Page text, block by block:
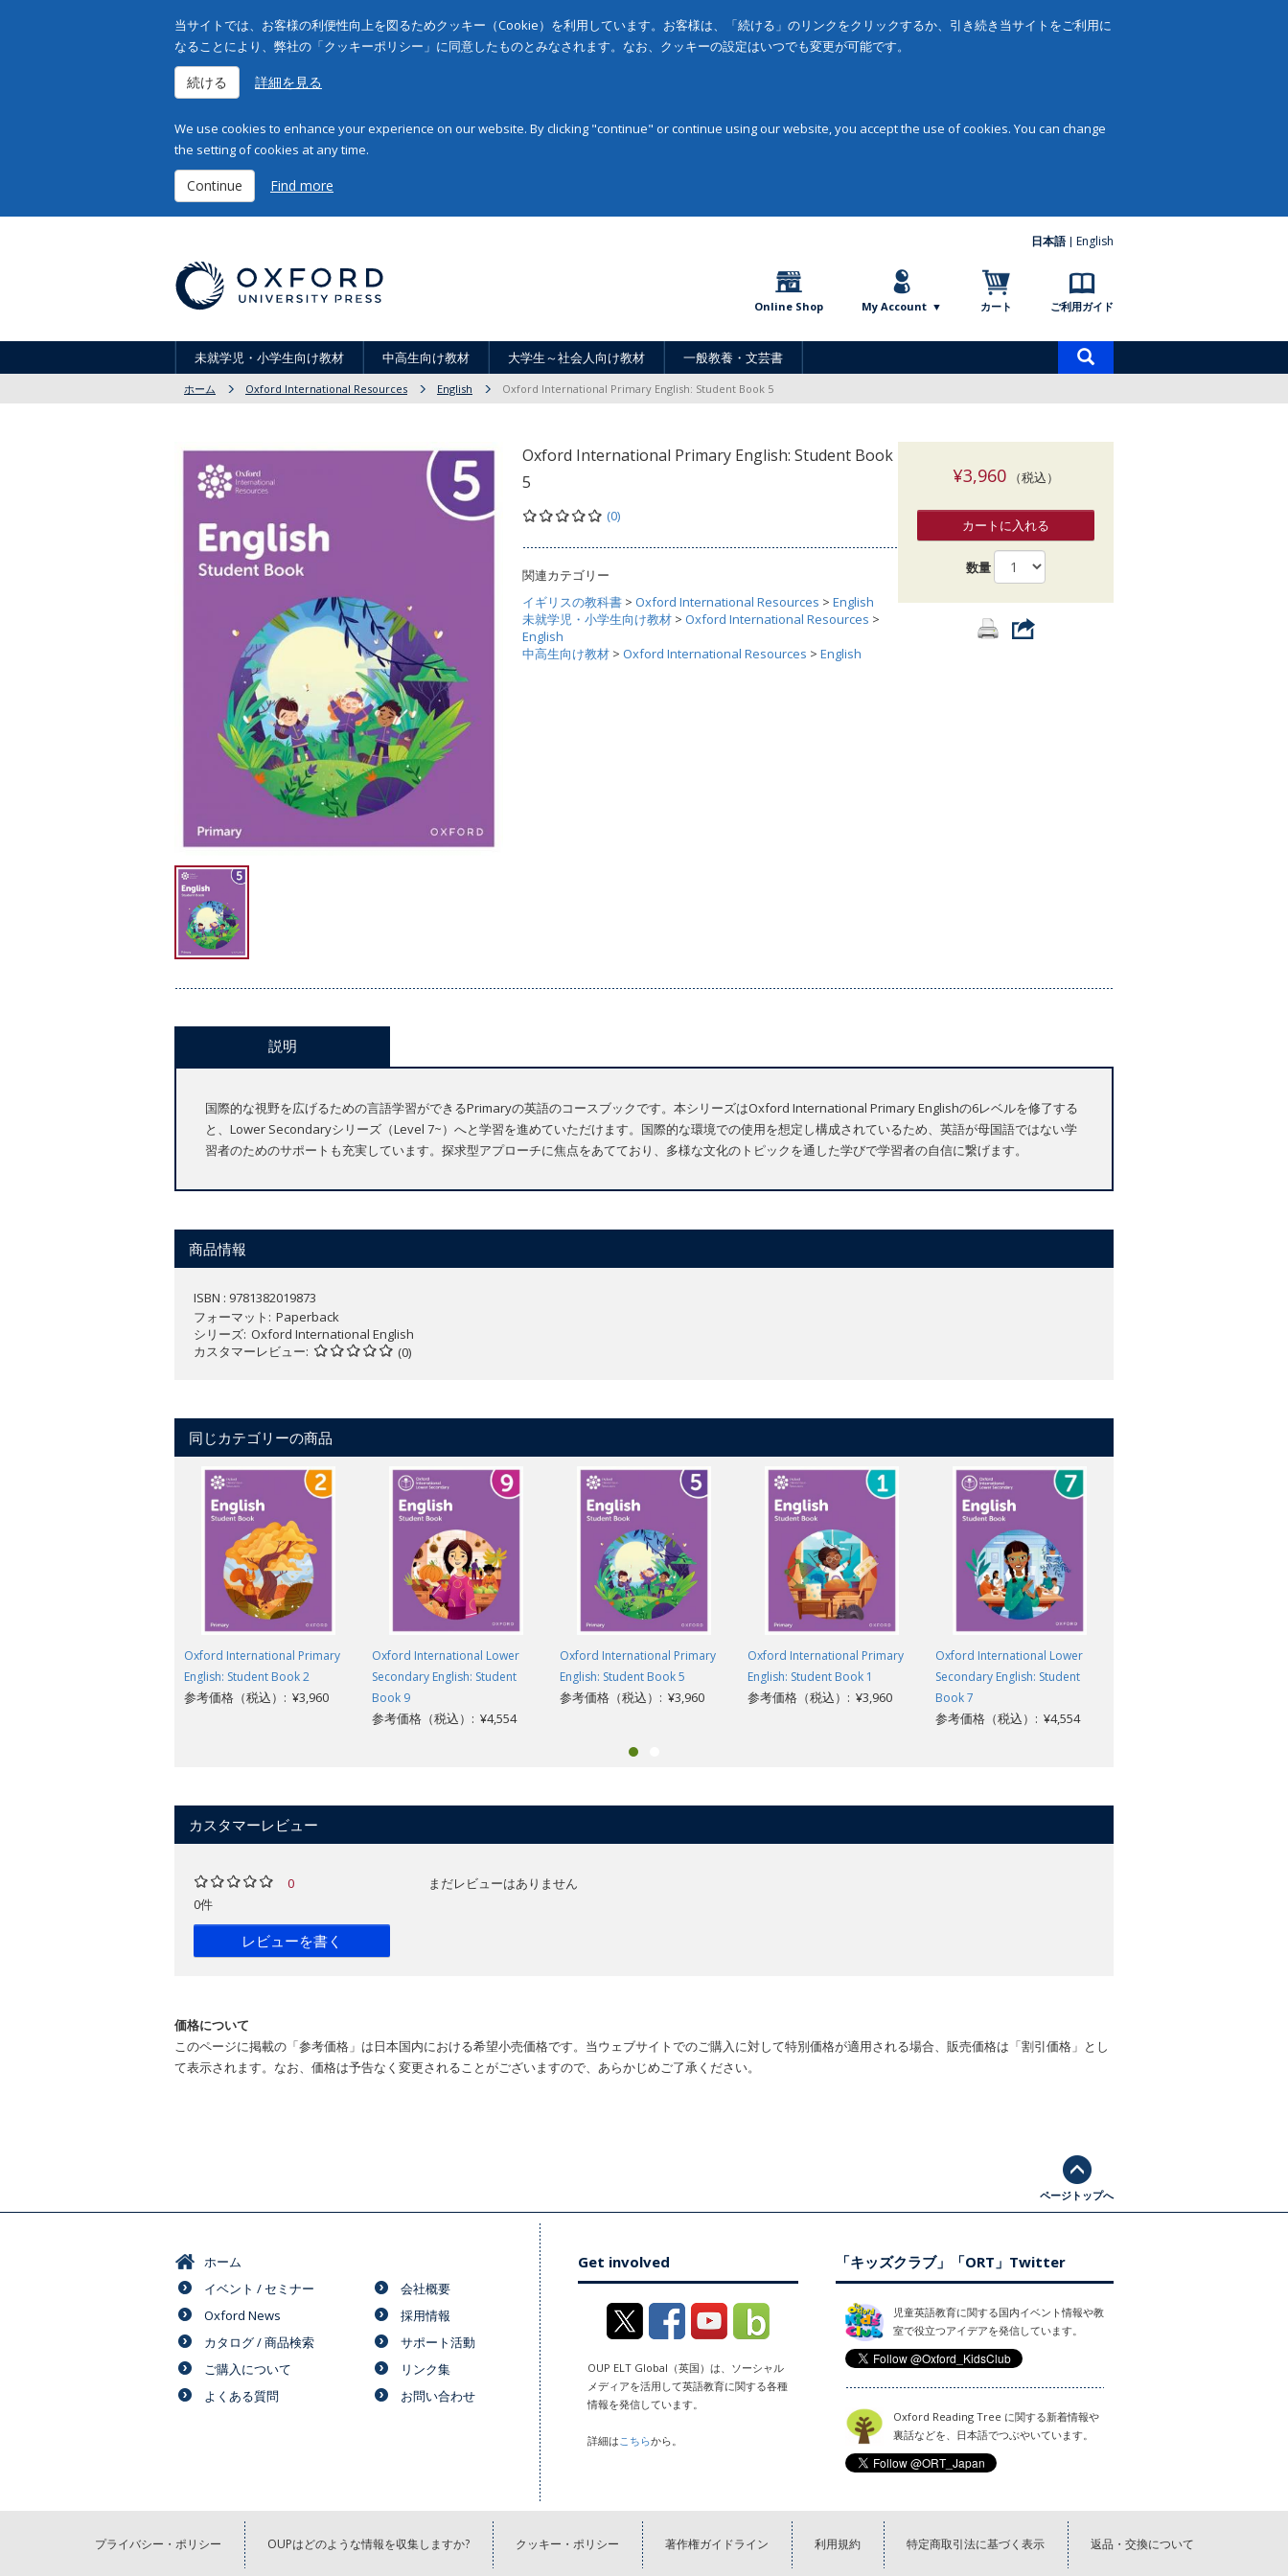
当サイトでは、お客様の利便性向上を図るためクッキー（Cookie）を利用しています。お客様は、「続ける」のリンクをクリックするか、引き続き当サイトをご利用に
なることにより、弊社の「クッキーポリシー」に同意したものとみなされます。なお、クッキーの設定はいつでも変更が可能です。
続ける 詳細を見る
We use cookies to enhance your experience on our website. By clicking "continue" or continue using our website, you accept the use of cookies. You can change
the setting of cookies at any time.
Continue Find more
日本語 English
Online Shop My Account カート ご利用ガイド
未就学児・小学生向け教材 中高生向け教材 大学生～社会人向け教材 一般教養・文芸書
索
ホーム Oxford International Resources English Oxford International Primary English: Student Book 5
Oxford International Primary English: Student Book
5
(0)
関連カテゴリー
イギリスの教科書 > Oxford International Resources > English
未就学児・小学生向け教材 > Oxford International Resources >
English
中高生向け教材 > Oxford International Resources > English
¥3,960（税込）
カートに入れる
数量
説明
国際的な視野を広げるための言語学習ができるPrimaryの英語のコースブックです。本シリーズはOxford International Primary Englishの6レベルを修了する
と、Lower Secondaryシリーズ（Level 7~）へと学習を進めていただけます。国際的な環境での使用を想定し構成されているため、英語が母国語ではない学
習者のためのサポートも充実しています。探求型アプローチに焦点をあてており、多様な文化のトピックを通した学びで学習者の自信に繋げます。
商品情報
ISBN : 9781382019873
フォーマット
Paperback
シリーズ Oxford International English
カスタマーレビュー
(0)
同じカテゴリーの商品
Oxford International Primary
English: Student Book 2
参考価格（税込）: ¥3,960
Oxford International Lower
Secondary English: Student
Book 9
参考価格（税込）: ¥4,554
Oxford International Primary
English: Student Book 5
参考価格（税込）: ¥3,960
Oxford International Primary
English: Student Book 1
参考価格（税込）: ¥3,960
Oxford International Lower
Secondary English: Student
Book 7
参考価格（税込）: ¥4,554
カスタマーレビュー
0
0件
レビューを書く
まだレビューはありません
価格について
このページに掲載の「参考価格」は日本国内における希望小売価格です。当ウェブサイトでのご購入に対して特別価格が適用される場合、販売価格は「割引価格」とし
て表示されます。なお、価格は予告なく変更されることがございますので、あらかじめご了承ください。
ページトップへ
ホーム
イベント / セミナー
Oxford News
カタログ / 商品検索
ご購入について
よくある質問
会社概要
採用情報
サポート活動
リンク集
お問い合わせ
Get involved
OUP ELT Global（英国）は、ソーシャル
メディアを活用して英語教育に関する各種
情報を発信しています。
詳細は こちらから。
「キッズクラブ」「ORT」Twitter
児童英語教育に関する国内イベント情報や教
室で役立つアイデアを発信しています。
Oxford Reading Tree に関する新着情報や
裏話などを、日本語でつぶやいています。
プライバシー・ポリシー OUPはどのような情報を収集しますか? クッキー・ポリシー 著作権ガイドライン 利用規約 特定商取引法に基づく表示 返品・交換について